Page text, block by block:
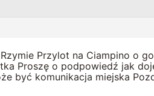
Przylot na Ciampino o
Proszę o podpowiedź jak
być komunikacja miejska